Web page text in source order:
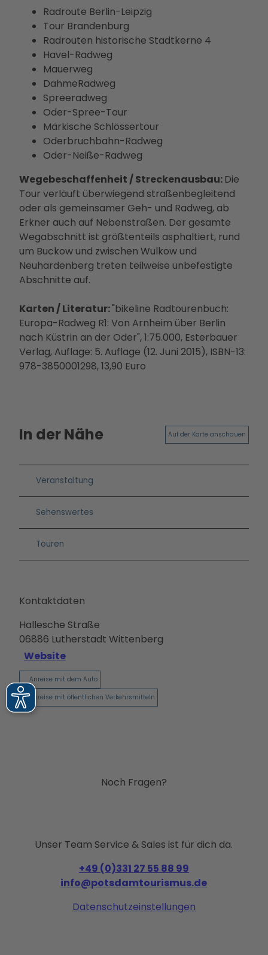
Radroute Berlin-Leipzig
Tour Brandenburg
Radrouten historische Stadtkerne 4
Havel-Radweg
Mauerweg
DahmeRadweg
Spreeradweg
Oder-Spree-Tour
Märkische Schlössertour
Oderbruchbahn-Radweg
Oder-Neiße-Radweg
Wegebeschaffenheit / Streckenausbau:Die
Tour verläuft überwiegend straßenbegleitend
oder als gemeinsamer Geh- und Radweg, ab
Erkner auch auf Nebenstraßen. Der gesamte
Wegabschnitt ist größtenteils asphaltiert, rund
um Buckow und zwischen Wulkow und
Neuhardenberg treten teilweise unbefestigte
Abschnitte auf.
Karten / Literatur:"bikeline Radtourenbuch:
Europa-Radweg R1: Von Arnheim über Berlin
nach Küstrin an der Oder", 1:75.000, Esterbauer
Verlag, Auflage: 5. Auflage (12. Juni 2015), ISBN-13:
978-3850001298, 13,90 Euro
In der Nähe Auf der Karte anschauen
Veranstaltung
Sehenswertes
Touren
Kontaktdaten
Hallesche Straße
06886 Lutherstadt Wittenberg
Website
Anreise mit dem Auto
Anreise mit öffentlichen Verkehrsmitteln
Noch Fragen?
Unser Team Service & Sales ist für dich da.
+49 (0)331 27 55 88 99
info@potsdamtourismus.de
Datenschutzeinstellungen